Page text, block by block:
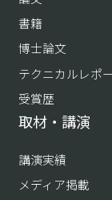
書籍
博士論文
テクニカルレポ
受賞歴
取材・講演
講演実績
メディア掲載